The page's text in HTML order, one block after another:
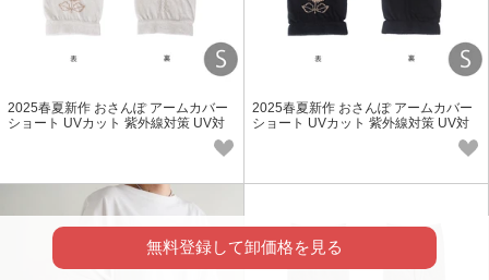
2025春夏新作 おさんぽ アームカバー
ショート UVカット 紫外線対策 UV対
2025春夏新作 おさんぽ アームカバー
ショート UVカット 紫外線対策 UV対
無料登録して卸価格を見る